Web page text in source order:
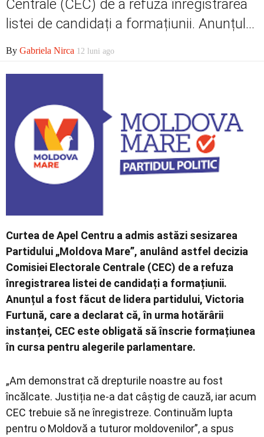
Social
Contact
Centrale (CEC) de a refuza înregistrarea
listei de candidați a formațiunii. Anunțul...
By Gabriela Nirca 12 luni ago
Curtea de Apel Centru a admis astăzi sesizarea
Partidului „Moldova Mare”, anulând astfel decizia
Comisiei Electorale Centrale (CEC) de a refuza
înregistrarea listei de candidați a formațiunii.
Anunțul a fost făcut de lidera partidului, Victoria
Furtună, care a declarat că, în urma hotărârii
instanței, CEC este obligată să înscrie formațiunea
în cursa pentru alegerile parlamentare.
„Am demonstrat că drepturile noastre au fost
încălcate. Justiția ne-a dat câștig de cauză, iar acum
CEC trebuie să ne înregistreze. Continuăm lupta
pentru o Moldovă a tuturor moldovenilor”, a spus